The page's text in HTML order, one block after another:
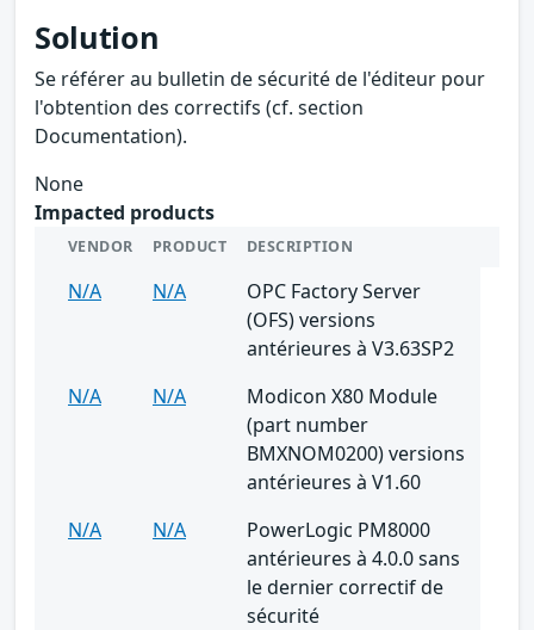
Solution
Se référer au bulletin de sécurité de l'éditeur pour
l'obtention des correctifs (cf. section
Documentation).
None
Impacted products
VENDOR PRODUCT DESCRIPTION
N/A N/A
OPC Factory Server
(OFS) versions
antérieures à V3.63SP2
N/A
N/A
Modicon X80 Module
(part number
BMXNOM0200) versions
antérieures à V1.60
N/A
N/A
PowerLogic PM8000
antérieures à 4.0.0 sans
le dernier correctif de
sécurité